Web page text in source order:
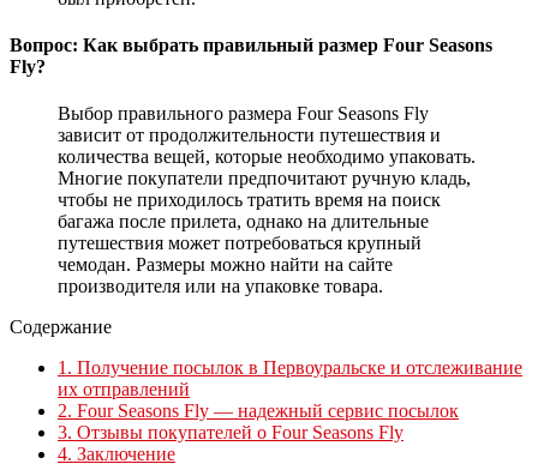
Вопрос: Как выбрать правильный размер Four Seasons
Fly?
Выбор правильного размера Four Seasons Fly
зависит от продолжительности путешествия и
количества вещей, которые необходимо упаковать.
Многие покупатели предпочитают ручную кладь,
чтобы не приходилось тратить время на поиск
багажа после прилета, однако на длительные
путешествия может потребоваться крупный
чемодан. Размеры можно найти на сайте
производителя или на упаковке товара.
Содержание
1. Получение посылок в Первоуральске и отслеживание
их отправлений
2. Four Seasons Fly — надежный сервис посылок
3. Отзывы покупателей о Four Seasons Fly
4. Заключение